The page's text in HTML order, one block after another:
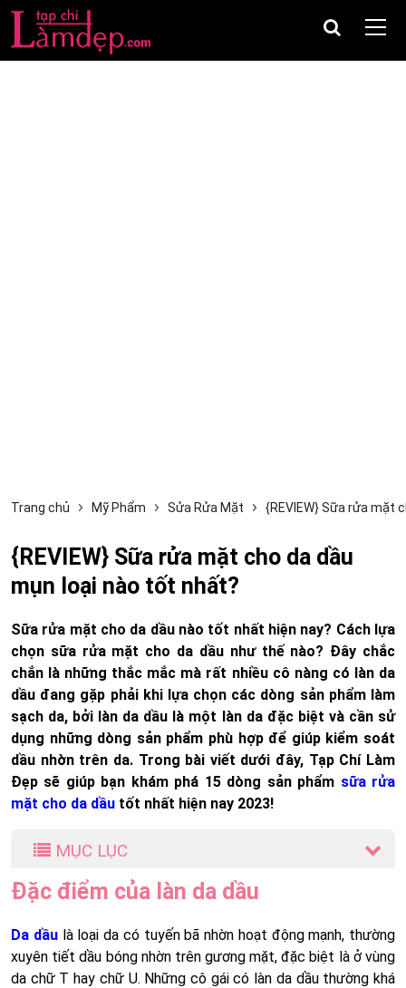
Trang chủ Mỹ Phẩm Sửa Rửa Mặt {REVIEW} Sữa rửa mặt
{REVIEW} Sữa rửa mặt cho da dầu
mụn loại nào tốt nhất?
Sữa rửa mặt cho da dầu nào tốt nhất hiện nay? Cách lựa
chọn sữa rửa mặt cho da dầu như thế nào? Đây chắc
chắn là những thắc mắc mà rất nhiều cô nàng có làn da
dầu đang gặp phải khi lựa chọn các dòng sản phẩm làm
sạch da, bởi làn da dầu là một làn da đặc biệt và cần sử
dụng những dòng sản phẩm phù hợp để giúp kiểm soát
dầu nhờn trên da. Trong bài viết dưới đây, Tạp Chí Làm
Đẹp sẽ giúp bạn khám phá 15 dòng sản phẩm sữa rửa
mặt cho da dầu tốt nhất hiện nay 2023!
MỤC LỤC
Đặc điểm của làn da dầu
Da dầulà loại da có tuyến bã nhờn hoạt động mạnh, thường
xuyên tiết dầu bóng nhờn trên gương mặt, đặc biệt là ở vùng
da chữ T hay chữ U. Những cô gái có làn da dầu thường khá